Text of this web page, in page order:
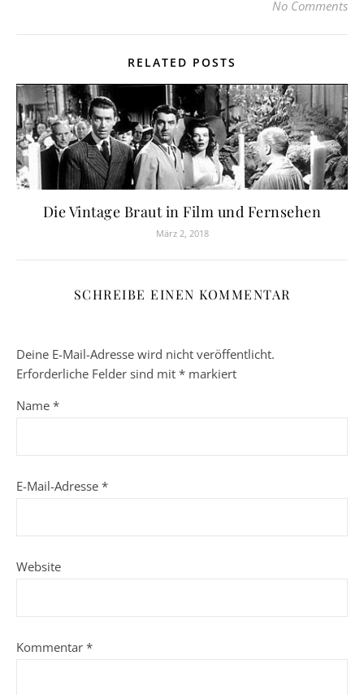
No Comments
RELATED POSTS
Die Vintage Braut in Film und Fernsehen
März 2, 2018
SCHREIBE EINEN KOMMENTAR
Deine E-Mail-Adresse wird nicht veröffentlicht.
Erforderliche Felder sind mit * markiert
Name *
E-Mail-Adresse *
Website
Kommentar *